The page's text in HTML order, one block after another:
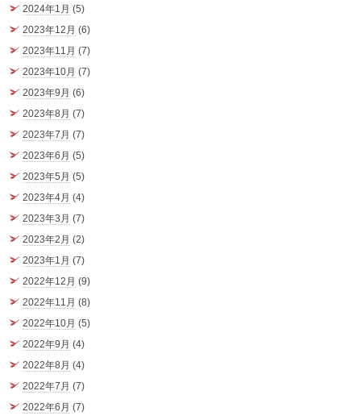
2024年1月 (5)
2023年12月 (6)
2023年11月 (7)
2023年10月 (7)
2023年9月 (6)
2023年8月 (7)
2023年7月 (7)
2023年6月 (5)
2023年5月 (5)
2023年4月 (4)
2023年3月 (7)
2023年2月 (2)
2023年1月 (7)
2022年12月 (9)
2022年11月 (8)
2022年10月 (5)
2022年9月 (4)
2022年8月 (4)
2022年7月 (7)
2022年6月 (7)